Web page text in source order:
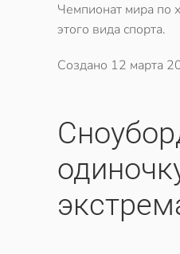
Чемпионат мира по
этого вида спорта.
Создано 12 марта